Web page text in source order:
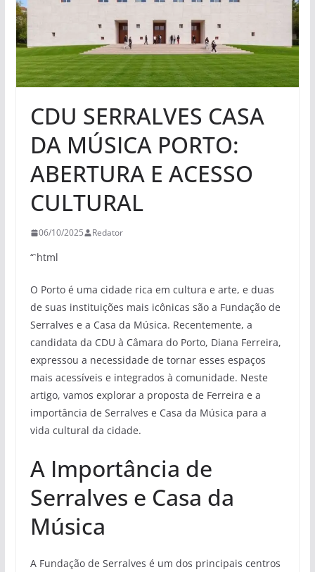
CDU SERRALVES CASA
DA MÚSICA PORTO:
ABERTURA E ACESSO
CULTURAL
06/10/2025 Redator
“`html
O Porto é uma cidade rica em cultura e arte, e duas
de suas instituições mais icônicas são a Fundação de
Serralves e a Casa da Música. Recentemente, a
candidata da CDU à Câmara do Porto, Diana Ferreira,
expressou a necessidade de tornar esses espaços
mais acessíveis e integrados à comunidade. Neste
artigo, vamos explorar a proposta de Ferreira e a
importância de Serralves e Casa da Música para a
vida cultural da cidade.
A Importância de
Serralves e Casa da
Música
A Fundação de Serralves é um dos principais centros